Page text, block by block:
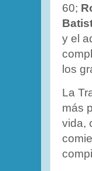
60;
y el
los
La
más
vida,